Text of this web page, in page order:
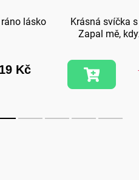
lásko
Kč
Krásná svíčka
Zapal mě,